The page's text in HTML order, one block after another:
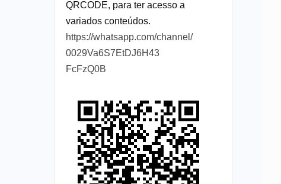
QRCODE, para ter acesso a
variados conteúdos.
https://whatsapp.com/channel/
0029Va6S7EtDJ6H43
FcFzQ0B